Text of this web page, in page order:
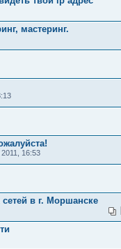
мастеринг.
16:53
в г. Моршанске